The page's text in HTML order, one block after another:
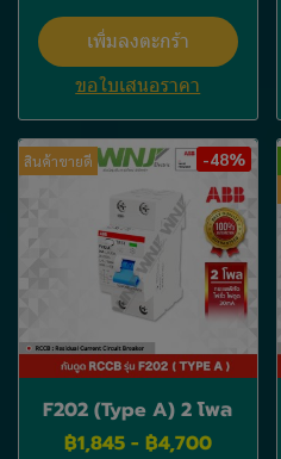
เพิ่มลงตะกร้า
ขอใบเสนอราคา
สินค้าขายดี -48%
F202 (Type A) 2 โพล
฿1,845- ฿4,700